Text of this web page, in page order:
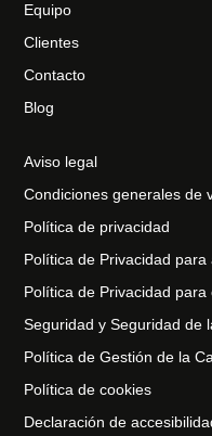
Equipo
Clientes
Contacto
Blog
Aviso legal
Condiciones generales de
Política de privacidad
Política de Privacidad para
Política de Privacidad para
Seguridad y Seguridad de
Política de Gestión de la
Política de cookies
Declaración de